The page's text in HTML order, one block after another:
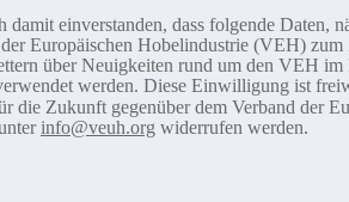
damit einverstanden, dass folgende Daten,
Europäischen Hobelindustrie (VEH) zum
über Neuigkeiten rund um den VEH
werden. Diese Einwilligung ist
die Zukunft gegenüber dem Verband der
info@veuh.org widerrufen werden.